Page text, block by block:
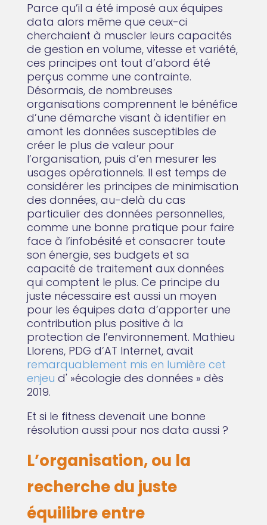
Parce qu’il a été imposé aux équipes
data alors même que ceux-ci
cherchaient à muscler leurs capacités
de gestion en volume, vitesse et variété,
ces principes ont tout d’abord été
perçus comme une contrainte.
Désormais, de nombreuses
organisations comprennent le bénéfice
d’une démarche visant à identifier en
amont les données susceptibles de
créer le plus de valeur pour
l’organisation, puis d’en mesurer les
usages opérationnels. Il est temps de
considérer les principes de minimisation
des données, au-delà du cas
particulier des données personnelles,
comme une bonne pratique pour faire
face à l’infobésité et consacrer toute
son énergie, ses budgets et sa
capacité de traitement aux données
qui comptent le plus. Ce principe du
juste nécessaire est aussi un moyen
pour les équipes data d’apporter une
contribution plus positive à la
protection de l’environnement. Mathieu
Llorens, PDG d’AT Internet, avait
remarquablement mis en lumière cet
enjeu d' »écologie des données » dès
2019.
Et si le fitness devenait une bonne
résolution aussi pour nos data aussi ?
L’organisation, ou la
recherche du juste
équilibre entre